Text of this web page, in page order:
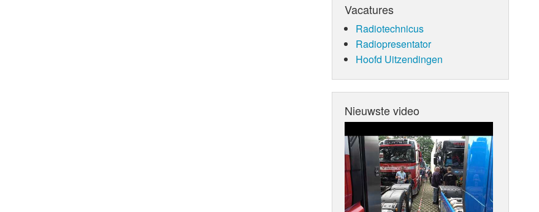
Vacatures
Radiotechnicus
Radiopresentator
Hoofd Uitzendingen
Nieuwste video